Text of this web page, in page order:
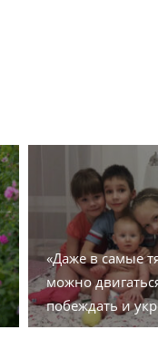
«Даже в самые
можно
побеждать и